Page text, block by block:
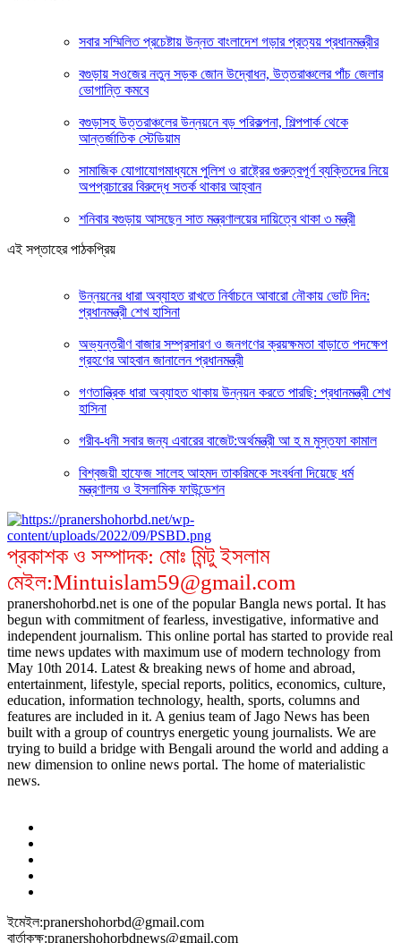
সবার সম্মিলিত প্রচেষ্টায় উন্নত বাংলাদেশ গড়ার প্রত্যয় প্রধানমন্ত্রীর
বগুড়ায় সওজের নতুন সড়ক জোন উদ্বোধন, উত্তরাঞ্চলের পাঁচ জেলার
ভোগান্তি কমবে
বগুড়াসহ উত্তরাঞ্চলের উন্নয়নে বড় পরিকল্পনা, শিল্পপার্ক থেকে
আন্তর্জাতিক স্টেডিয়াম
সামাজিক যোগাযোগমাধ্যমে পুলিশ ও রাষ্ট্রের গুরুত্বপূর্ণ ব্যক্তিদের নিয়ে
অপপ্রচারের বিরুদ্ধে সতর্ক থাকার আহ্বান
শনিবার বগুড়ায় আসছেন সাত মন্ত্রণালয়ের দায়িত্বে থাকা ৩ মন্ত্রী
এই সপ্তাহের পাঠকপ্রিয়
উন্নয়নের ধারা অব্যাহত রাখতে নির্বাচনে আবারো নৌকায় ভোট দিন:
প্রধানমন্ত্রী শেখ হাসিনা
অভ্যন্তরীণ বাজার সম্প্রসারণ ও জনগণের ক্রয়ক্ষমতা বাড়াতে পদক্ষেপ
গ্রহণের আহবান জানালেন প্রধানমন্ত্রী
গণতান্ত্রিক ধারা অব্যাহত থাকায় উন্নয়ন করতে পারছি: প্রধানমন্ত্রী শেখ
হাসিনা
গরীব-ধনী সবার জন্য এবারের বাজেট:অর্থমন্ত্রী আ হ ম মুস্তফা কামাল
বিশ্বজয়ী হাফেজ সালেহ আহমদ তাকরিমকে সংবর্ধনা দিয়েছে ধর্ম
মন্ত্রণালয় ও ইসলামিক ফাউন্ডেশন
প্রকাশক ও সম্পাদক: মোঃ মিন্টু ইসলাম
মেইল:Mintuislam59@gmail.com
pranershohorbd.net is one of the popular Bangla news portal. It has
begun with commitment of fearless, investigative, informative and
independent journalism. This online portal has started to provide real
time news updates with maximum use of modern technology from
May 10th 2014. Latest & breaking news of home and abroad,
entertainment, lifestyle, special reports, politics, economics, culture,
education, information technology, health, sports, columns and
features are included in it. A genius team of Jago News has been
built with a group of countrys energetic young journalists. We are
trying to build a bridge with Bengali around the world and adding a
new dimension to online news portal. The home of materialistic
news.
ইমেইল:pranershohorbd@gmail.com
বার্তাকক্ষ:pranershohorbdnews@gmail.com